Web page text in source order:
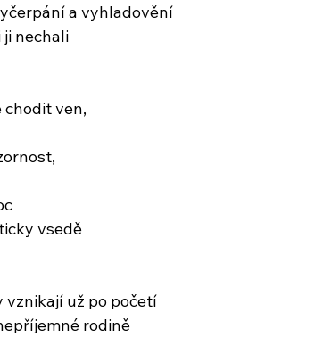
a vyhladovění
ji nechali
chodit ven,
vsedě
už po početí
rodině